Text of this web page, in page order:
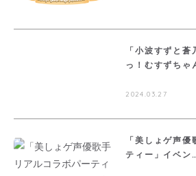
「小波すずと
っ！むすずちゃ
2024.03.27
「美しょゲ声
ティー」イベン…